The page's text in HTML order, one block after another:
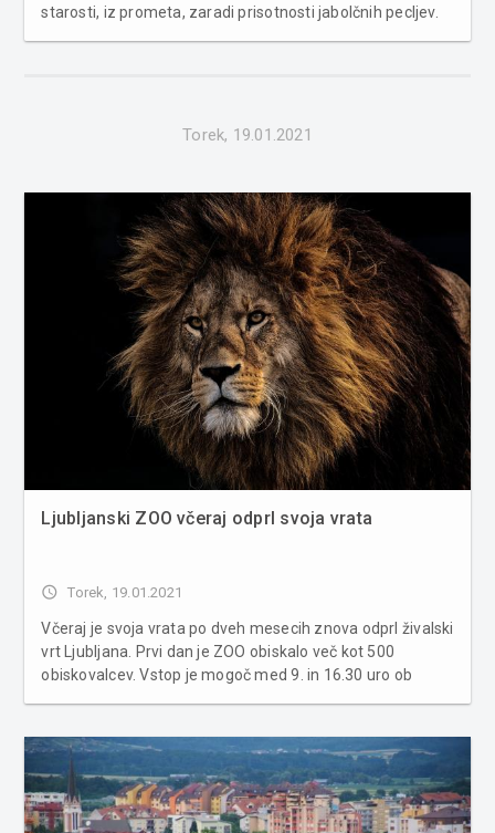
starosti, iz prometa, zaradi prisotnosti jabolčnih pecljev.
Torek, 19.01.2021
Ljubljanski ZOO včeraj odprl svoja vrata
access_time Torek, 19.01.2021
Včeraj je svoja vrata po dveh mesecih znova odprl živalski
vrt Ljubljana. Prvi dan je ZOO obiskalo več kot 500
obiskovalcev. Vstop je mogoč med 9. in 16.30 uro ob
spreminjajočimi vlad...